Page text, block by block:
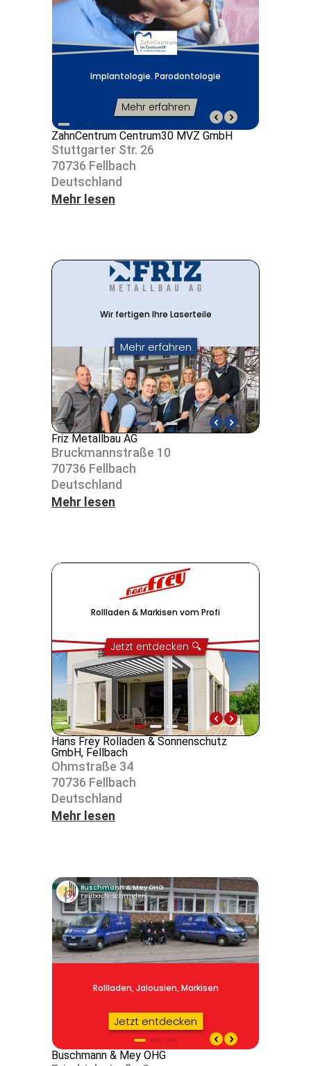
ZahnCentrum Centrum30 MVZ GmbH
Stutt­garter Str. 26
70736 Fell­bach
Deutsch­land
Mehr lesen
Friz Metallbau AG
Bruck­mann­straße 10
70736 Fell­bach
Deutsch­land
Mehr lesen
Hans Frey Rolladen & Sonnenschutz
GmbH, Fellbach
Ohmstraße 34
70736 Fell­bach
Deutsch­land
Mehr lesen
Buschmann & Mey OHG